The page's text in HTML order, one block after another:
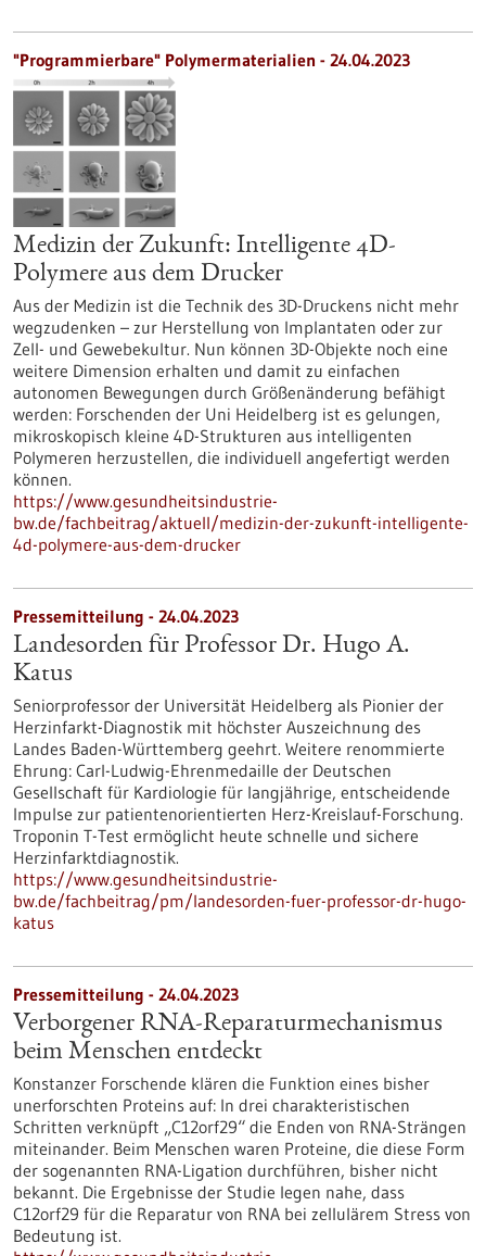
"Programmierbare" Polymermaterialien - 24.04.2023
Medizin der Zukunft: Intelligente 4D-
Polymere aus dem Drucker
Aus der Medizin ist die Technik des 3D-Druckens nicht mehr
wegzudenken – zur Herstellung von Implantaten oder zur
Zell- und Gewebekultur. Nun können 3D-Objekte noch eine
weitere Dimension erhalten und damit zu einfachen
autonomen Bewegungen durch Größenänderung befähigt
werden: Forschenden der Uni Heidelberg ist es gelungen,
mikroskopisch kleine 4D-Strukturen aus intelligenten
Polymeren herzustellen, die individuell angefertigt werden
können.
https://www.gesundheitsindustrie-
bw.de/fachbeitrag/aktuell/medizin-der-zukunft-intelligente-
4d-polymere-aus-dem-drucker
Pressemitteilung - 24.04.2023
Landesorden für Professor Dr. Hugo A.
Katus
Seniorprofessor der Universität Heidelberg als Pionier der
Herzinfarkt-Diagnostik mit höchster Auszeichnung des
Landes Baden-Württemberg geehrt. Weitere renommierte
Ehrung: Carl-Ludwig-Ehrenmedaille der Deutschen
Gesellschaft für Kardiologie für langjährige, entscheidende
Impulse zur patientenorientierten Herz-Kreislauf-Forschung.
Troponin T-Test ermöglicht heute schnelle und sichere
Herzinfarktdiagnostik.
https://www.gesundheitsindustrie-
bw.de/fachbeitrag/pm/landesorden-fuer-professor-dr-hugo-
katus
Pressemitteilung - 24.04.2023
Verborgener RNA-Reparaturmechanismus
beim Menschen entdeckt
Konstanzer Forschende klären die Funktion eines bisher
unerforschten Proteins auf: In drei charakteristischen
Schritten verknüpft „C12orf29“ die Enden von RNA-Strängen
miteinander. Beim Menschen waren Proteine, die diese Form
der sogenannten RNA-Ligation durchführen, bisher nicht
bekannt. Die Ergebnisse der Studie legen nahe, dass
C12orf29 für die Reparatur von RNA bei zellulärem Stress von
Bedeutung ist.